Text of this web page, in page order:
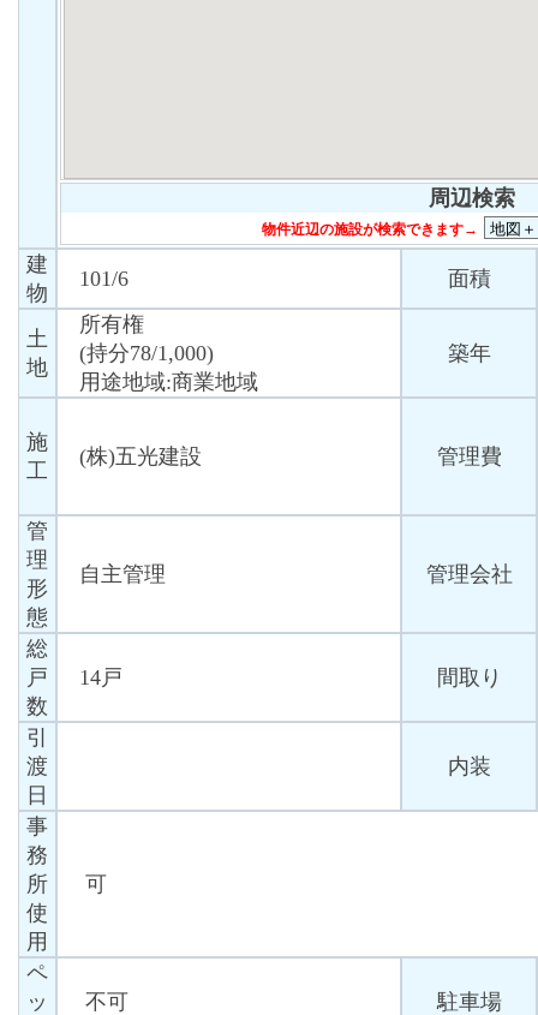
周辺検索
物件近辺の施設が検索できます→
建
物
101/6 面積
土
地
所有権
(持分78/1,000)
用途地域:商業地域
築年
施
工
(株)五光建設 管理費
管
理
形
態
自主管理 管理会社
総
戸
数
14戸 間取り
引
渡
日
内装
事
務
所
使
用
可
ペ
ッ
不可 駐車場